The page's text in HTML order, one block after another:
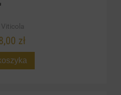
Viticola
zł